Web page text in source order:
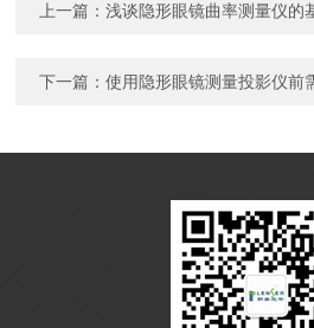
上一篇：浅谈隐形眼镜曲率测量仪的
下一篇：使用隐形眼镜测量投影仪前